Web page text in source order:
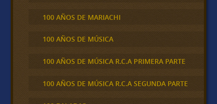
100 AÑOS DE MARIACHI
100 AÑOS DE MÚSICA
100 AÑOS DE MÚSICA R.C.A PRIMERA PARTE
100 AÑOS DE MÚSICA R.C.A SEGUNDA PARTE